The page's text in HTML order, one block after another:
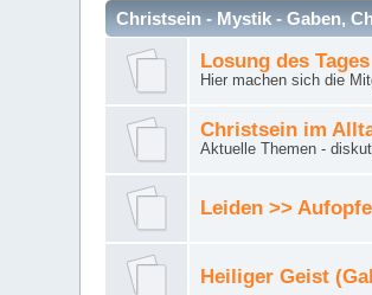
Christsein - Mystik - Gaben,
Losung des Tages
Hier machen sich die
Christsein im
Aktuelle Themen -
Leiden >>
Heiliger Geist